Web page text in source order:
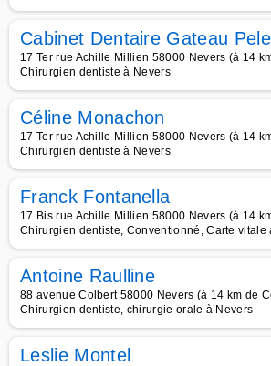
Cabinet Dentaire Gateau
17 Ter rue Achille Millien 58000 Nevers (à 14
Chirurgien dentiste à Nevers
Céline Monachon
17 Ter rue Achille Millien 58000 Nevers (à 14
Chirurgien dentiste à Nevers
Franck Fontanella
17 Bis rue Achille Millien 58000 Nevers (à 14
Chirurgien dentiste, Conventionné, Carte vitale
Antoine Raulline
88 avenue Colbert 58000 Nevers (à 14 km de
Chirurgien dentiste, chirurgie orale à Nevers
Leslie Montel